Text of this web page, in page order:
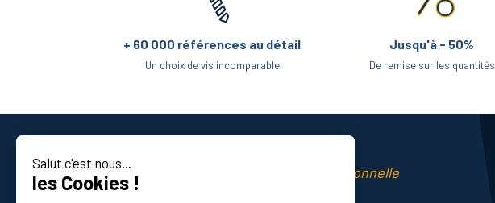
Salut c'est nous...
les Cookies !
+ 60 000 références au détail
Un choix de vis incomparable
Jusqu'à - 50%
De remise sur les quantités
La qualité professionnelle